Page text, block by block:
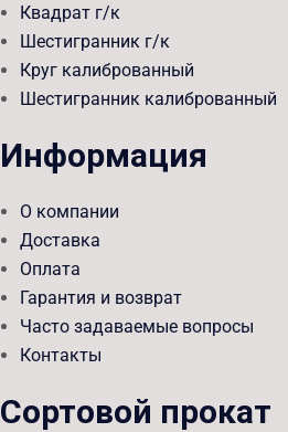
Квадрат г/к
Шестигранник г/к
Круг калиброванный
Шестигранник калиброванный
Информация
О компании
Доставка
Оплата
Гарантия и возврат
Часто задаваемые вопросы
Контакты
Сортовой прокат